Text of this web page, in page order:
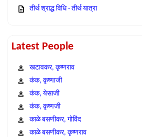
तीर्थ श्राद्ध विधि - तीर्थ यात्रा
Latest People
खटावकर, कृष्णराव
कंक, कृष्णाजी
कंक, येसाजी
कंक, कृष्णजी
काळे बसणीकर, गोविंद
काळे बसणीकर, कृष्णराव